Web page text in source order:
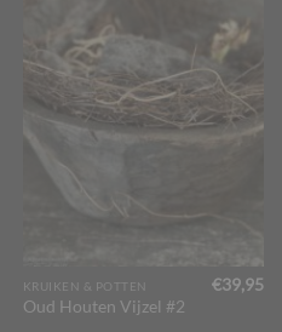
KRUIKEN & POTTEN
Oud Houten Vijzel #2
€39,95